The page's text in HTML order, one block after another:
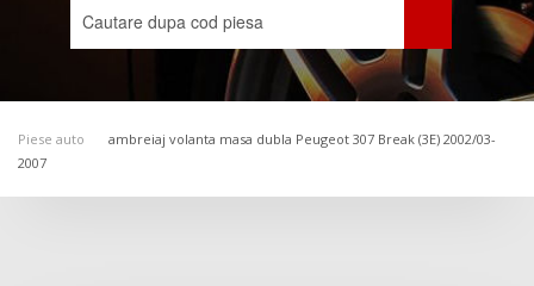
Piese auto
ambreiaj volanta masa dubla Peugeot 307 Break (3E) 2002/03-
2007